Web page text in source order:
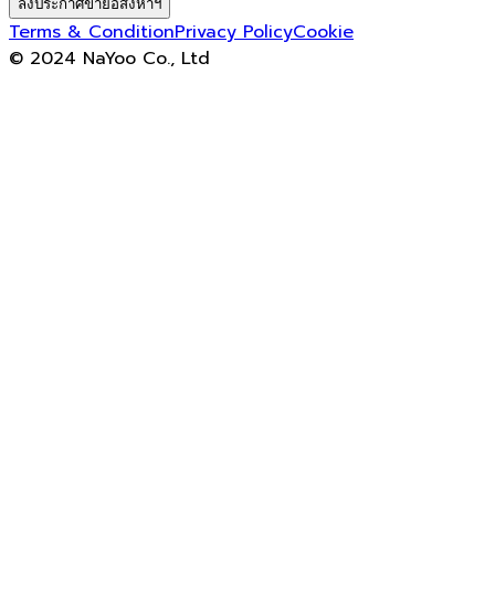
ลงประกาศขายอสังหาฯ
Terms & ConditionPrivacy PolicyCookie
© 2024 NaYoo Co., Ltd